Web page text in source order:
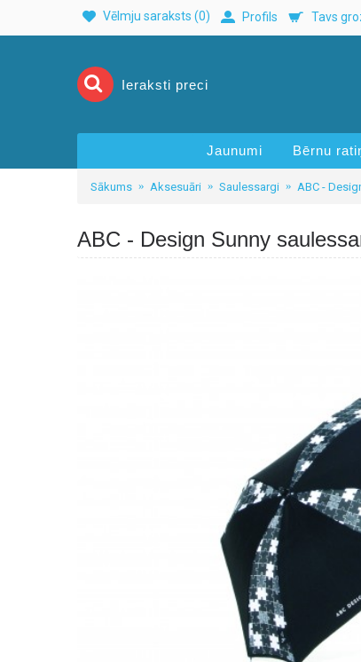
Vēlmju saraksts (0) Profils Tavs
Jaunumi Bērnu
Sākums Aksesuāri Saulessargi ABC -
ABC - Design Sunny